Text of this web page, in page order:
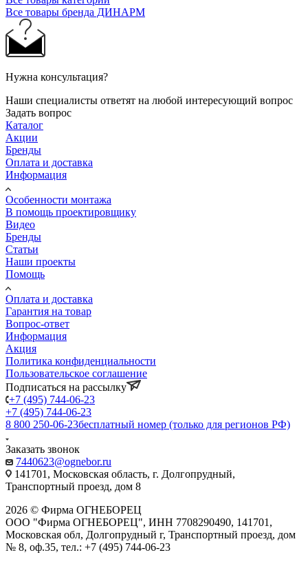
Все товары бренда ДИНАРМ
Нужна консультация?
Наши специалисты ответят на любой интересующий вопрос
Задать вопрос
Каталог
Акции
Бренды
Оплата и доставка
Информация
Особенности монтажа
В помощь проектировщику
Видео
Бренды
Статьи
Наши проекты
Помощь
Оплата и доставка
Гарантия на товар
Вопрос-ответ
Информация
Акция
Политика конфиденциальности
Пользовательское соглашение
Подписаться на рассылку
+7 (495) 744-06-23
+7 (495) 744-06-23
8 800 250-06-23бесплатный номер (только для регионов РФ)
Заказать звонок
7440623@ognebor.ru
141701, Московская область, г. Долгопрудный,
Транспортный проезд, дом 8
2026 © Фирма ОГНЕБОРЕЦ
ООО "Фирма ОГНЕБОРЕЦ", ИНН 7708290490, 141701,
Московская обл, Долгопрудный г, Транспортный проезд, дом
№ 8, оф.35, тел.: +7 (495) 744-06-23